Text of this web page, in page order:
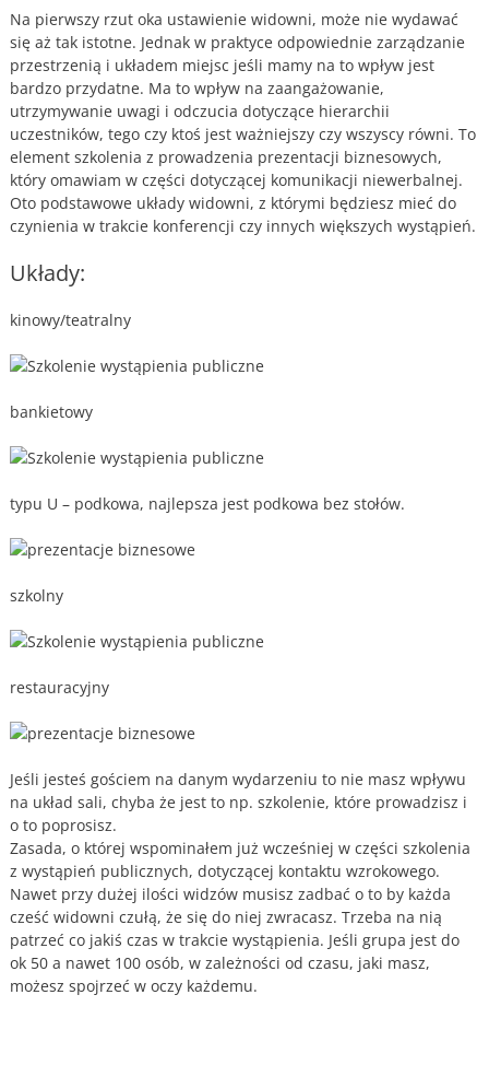
Na pierwszy rzut oka ustawienie widowni, może nie wydawać
się aż tak istotne. Jednak w praktyce odpowiednie zarządzanie
przestrzenią i układem miejsc jeśli mamy na to wpływ jest
bardzo przydatne. Ma to wpływ na zaangażowanie,
utrzymywanie uwagi i odczucia dotyczące hierarchii
uczestników, tego czy ktoś jest ważniejszy czy wszyscy równi. To
element szkolenia z prowadzenia prezentacji biznesowych,
który omawiam w części dotyczącej komunikacji niewerbalnej.
Oto podstawowe układy widowni, z którymi będziesz mieć do
czynienia w trakcie konferencji czy innych większych wystąpień.
Układy:
kinowy/teatralny
bankietowy
typu U – podkowa, najlepsza jest podkowa bez stołów.
szkolny
restauracyjny
Jeśli jesteś gościem na danym wydarzeniu to nie masz wpływu
na układ sali, chyba że jest to np. szkolenie, które prowadzisz i
o to poprosisz.
Zasada, o której wspominałem już wcześniej w części szkolenia
z wystąpień publicznych, dotyczącej kontaktu wzrokowego.
Nawet przy dużej ilości widzów musisz zadbać o to by każda
cześć widowni czułą, że się do niej zwracasz. Trzeba na nią
patrzeć co jakiś czas w trakcie wystąpienia. Jeśli grupa jest do
ok 50 a nawet 100 osób, w zależności od czasu, jaki masz,
możesz spojrzeć w oczy każdemu.